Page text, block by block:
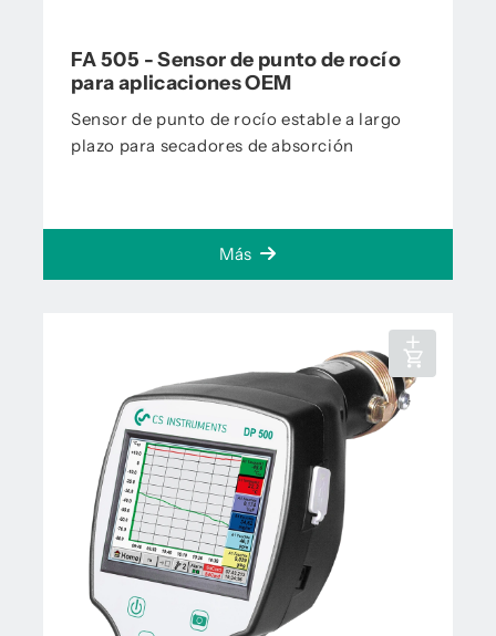
FA 505 - Sensor de punto de rocío
para aplicaciones OEM
Sensor de punto de rocío estable a largo
plazo para secadores de absorción
Más